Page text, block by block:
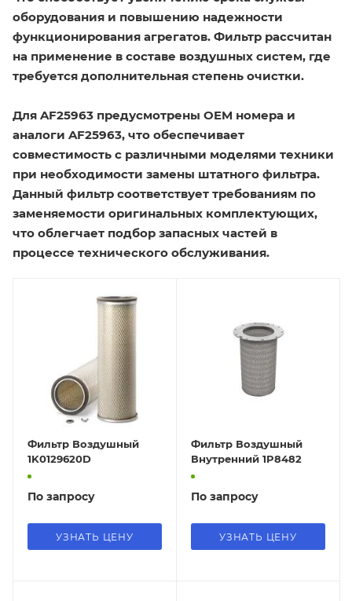
оборудования и повышению надежности
функционирования агрегатов. Фильтр рассчитан
на применение в составе воздушных систем, где
требуется дополнительная степень очистки.
Для AF25963 предусмотрены OEM номера и
аналоги AF25963, что обеспечивает
совместимость с различными моделями техники
при необходимости замены штатного фильтра.
Данный фильтр соответствует требованиям по
заменяемости оригинальных комплектующих,
что облегчает подбор запасных частей в
процессе технического обслуживания.
Фильтр Воздушный
1K0129620D
По запросу
УЗНАТЬ ЦЕНУ
Фильтр Воздушный
Внутренний 1P8482
По запросу
УЗНАТЬ ЦЕНУ